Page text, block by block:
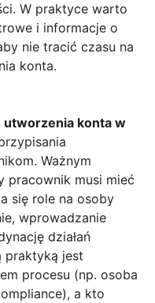
W praktyce warto
i informacje o
nie tracić czasu na
konta.
utworzenia konta w
Ważnym
pracownik musi mieć
się role na osoby
wprowadzanie
działań
praktyką jest
procesu (np. osoba
a kto